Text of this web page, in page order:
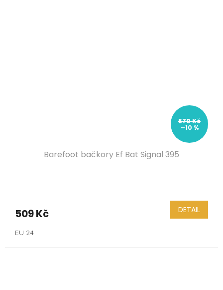
570 Kč
–10 %
Barefoot bačkory Ef Bat Signal 395
509 Kč DETAIL
EU 24